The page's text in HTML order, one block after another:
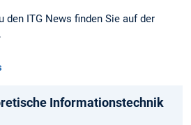
den ITG News finden Sie auf der
.
Informationstechnik